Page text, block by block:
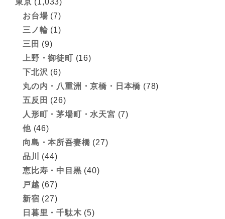
東京 (1,033)
お台場 (7)
三ノ輪 (1)
三田 (9)
上野・御徒町 (16)
下北沢 (6)
丸の内・八重洲・京橋・日本橋 (78)
五反田 (26)
人形町・茅場町・水天宮 (7)
他(46)
向島・本所吾妻橋 (27)
品川
(44)
恵比寿・中目黒 (40)
戸越 (67)
新宿 (27)
日暮里・千駄木 (5)